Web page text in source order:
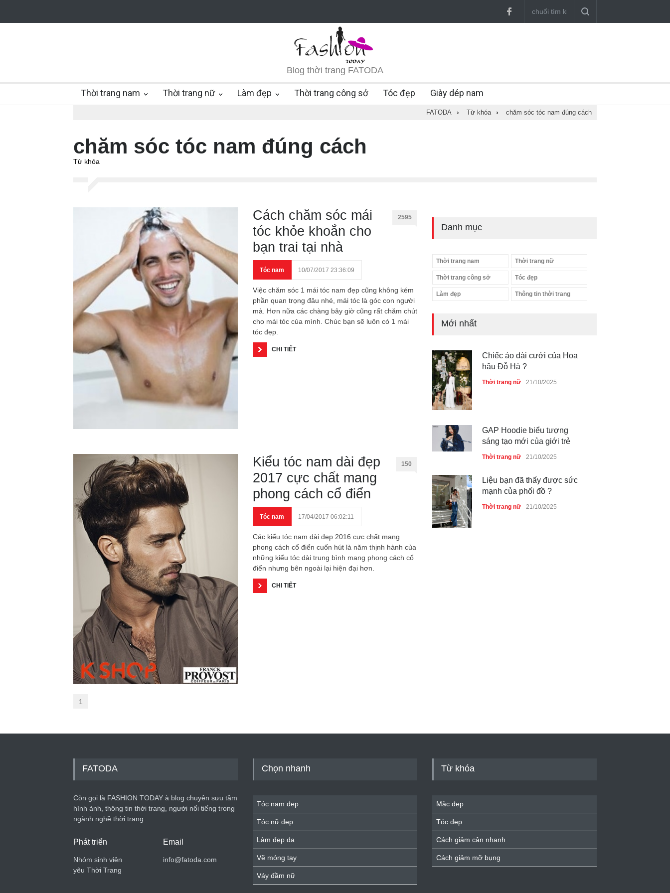
Blog thời trang FATODA
Thời trang nam Thời trang nữ Làm đẹp Thời trang công sở Tóc đẹp Giày dép nam
FATODA › Từ khóa › chăm sóc tóc nam đúng cách
chăm sóc tóc nam đúng cách
Từ khóa
Cách chăm sóc mái
tóc khỏe khoắn cho
bạn trai tại nhà
2595
Tóc nam 10/07/2017 23:36:09
Việc chăm sóc 1 mái tóc nam đẹp cũng không kém
phần quan trọng đâu nhé, mái tóc là góc con người
mà. Hơn nữa các chàng bây giờ cũng rất chăm chút
cho mái tóc của mình. Chúc bạn sẽ luôn có 1 mái
tóc đẹp.
CHI TIẾT
Kiểu tóc nam dài đẹp
2017 cực chất mang
phong cách cổ điển
150
Tóc nam 17/04/2017 06:02:11
Các kiểu tóc nam dài đẹp 2016 cực chất mang
phong cách cổ điển cuốn hút là năm thịnh hành của
những kiểu tóc dài trung bình mang phong cách cổ
điển nhưng bên ngoài lại hiện đại hơn.
CHI TIẾT
1
Danh mục
Thời trang nam Thời trang nữ
Thời trang công sở Tóc đẹp
Làm đẹp Thông tin thời trang
Mới nhất
Chiếc áo dài cưới của Hoa
hậu Đỗ Hà ?
Thời trang nữ 21/10/2025
GAP Hoodie biểu tượng
sáng tạo mới của giới trẻ
Thời trang nữ 21/10/2025
Liệu bạn đã thấy được sức
mạnh của phối đồ ?
Thời trang nữ 21/10/2025
FATODA
Còn gọi là FASHION TODAY à blog chuyên sưu tầm
hình ảnh, thông tin thời trang, người nổi tiếng trong
ngành nghề thời trang
Phát triển
Nhóm sinh viên
yêu Thời Trang
Email
info@fatoda.com
Chọn nhanh
Tóc nam đẹp
Tóc nữ đẹp
Làm đẹp da
Vẽ móng tay
Váy đầm nữ
Từ khóa
Mặc đẹp
Tóc đẹp
Cách giảm cân nhanh
Cách giảm mỡ bụng